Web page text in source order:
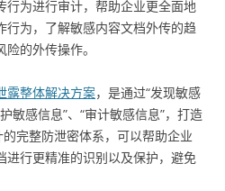
行为进行审计，帮助企业更全面地
行为，了解敏感内容文档外传的趋
的外传操作。
露整体解决方案，是通过“发现敏感
敏感信息”、“审计敏感信息”，打造
完整防泄密体系，可以帮助企业
进行更精准的识别以及保护，避免